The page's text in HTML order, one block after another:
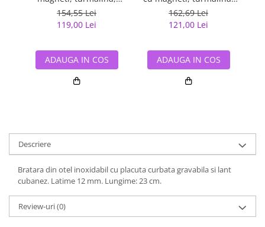
germaniu si anioni
154,55 Lei
119,00 Lei
ADAUGA IN COS
germaniu si anioni
162,69 Lei
121,00 Lei
ADAUGA IN COS
Descriere
Bratara din otel inoxidabil cu placuta curbata gravabila si lant
cubanez. Latime 12 mm. Lungime: 23 cm.
Review-uri(0)